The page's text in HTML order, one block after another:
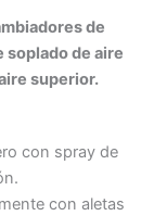
de
soplado de aire
superior.
con spray de
con aletas